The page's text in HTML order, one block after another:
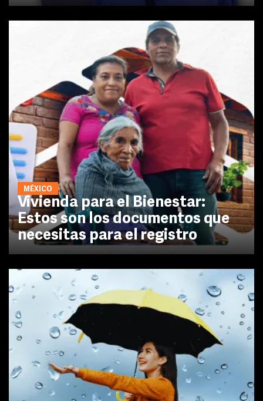
MÉXICO
Vivienda para el Bienestar:
Estos son los documentos que
necesitas para el registro